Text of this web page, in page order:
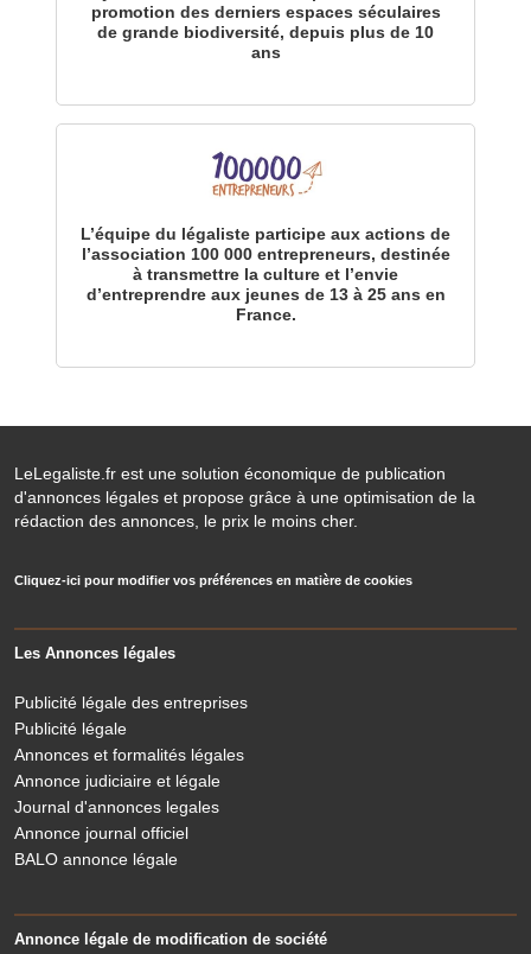
promotion des derniers espaces séculaires
de grande biodiversité, depuis plus de 10
ans
L’équipe du légaliste participe aux actions de
l’association 100 000 entrepreneurs, destinée
à transmettre la culture et l’envie
d’entreprendre aux jeunes de 13 à 25 ans en
France.
LeLegaliste.fr est une solution économique de publication
d'annonces légales et propose grâce à une optimisation de la
rédaction des annonces, le prix le moins cher.
Cliquez-ici pour modifier vos préférences en matière de cookies
Les Annonces légales
Publicité légale des entreprises
Publicité légale
Annonces et formalités légales
Annonce judiciaire et légale
Journal d'annonces legales
Annonce journal officiel
BALO annonce légale
Annonce légale de modification de société